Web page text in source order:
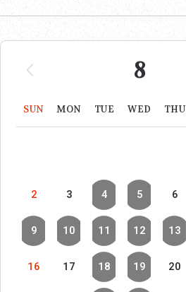
8
SUN MON TUE WED THU
2 3 4 5 6
9 10 11 12 13
16 17 18 19 20